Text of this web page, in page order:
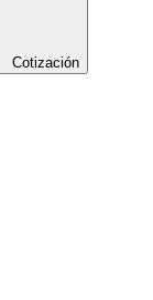
Cotización